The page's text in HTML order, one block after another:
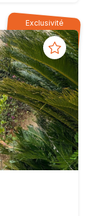
Exclusivité